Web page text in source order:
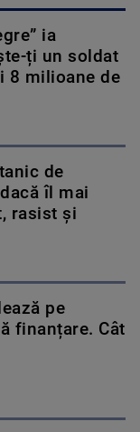
ia
ți un soldat
8 milioane de
de
îl mai
rasist și
pe
finanțare. Cât